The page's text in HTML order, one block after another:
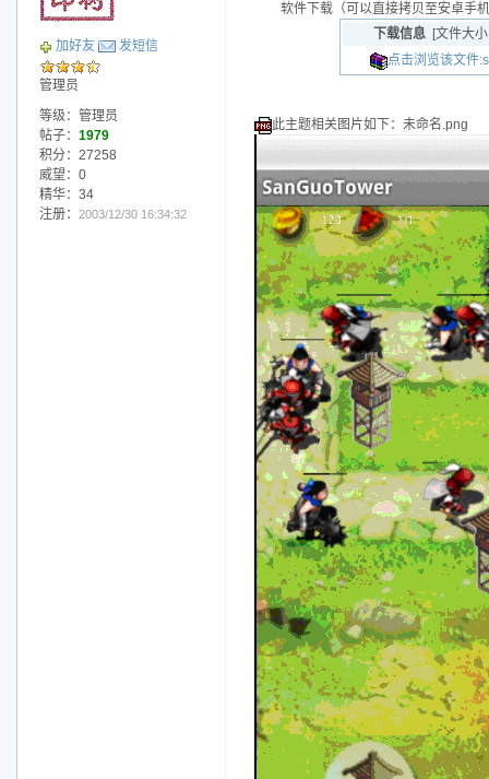
加好友 发短信
管理员
等级：管理员
帖子： 1979
积分：27258
威望：0
精华：34
注册： 2003/12/30 16:34:32
软件下载（可以直接拷贝至安卓手
下载信息[文件大小
点击浏览该文件
此主题相关图片如下：未命名.png